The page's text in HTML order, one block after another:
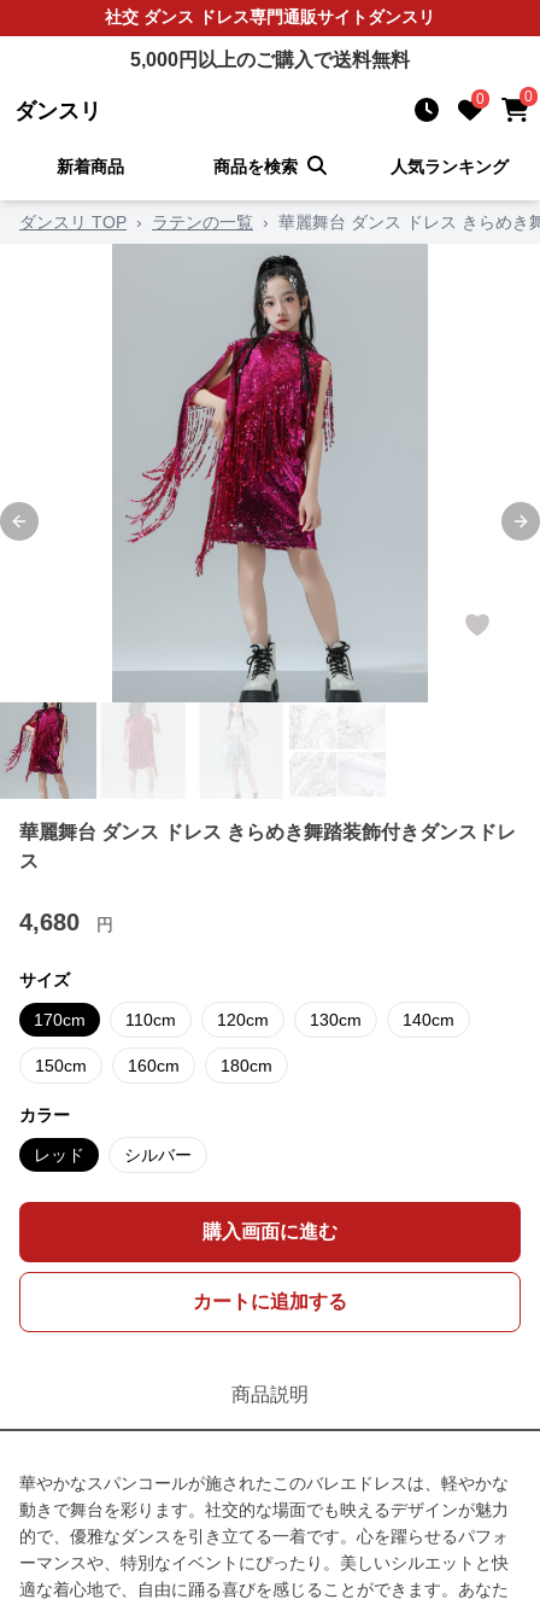
社交 ダンス ドレス専門通販サイトダンスリ
5,000円以上のご購入で送料無料
ダンスリ 0 0
新着商品 商品を検索 人気ランキング
ダンスリ TOP › ラテンの一覧 › 華麗舞台 ダンス ドレス きらめき
Previous slide
華麗舞台 ダンス ドレス きらめき舞踏装飾付きダンスドレ
ス
4,680 円
サイズ
170cm 110cm 120cm 130cm 140cm
150cm 160cm 180cm
カラー
レッド シルバー
購入画面に進む
カートに追加する
商品説明
華やかなスパンコールが施されたこのバレエドレスは、軽やかな
動きで舞台を彩ります。社交的な場面でも映えるデザインが魅力
的で、優雅なダンスを引き立てる一着です。心を躍らせるパフォ
ーマンスや、特別なイベントにぴったり。美しいシルエットと快
適な着心地で、自由に踊る喜びを感じることができます。あなた